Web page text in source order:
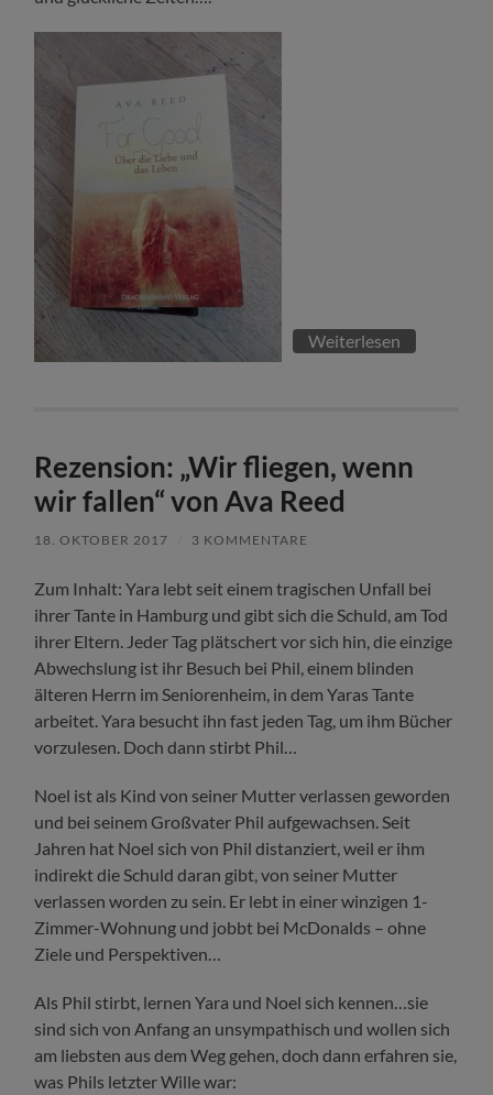
Weiterlesen
Rezension: „Wir fliegen, wenn
wir fallen“ von Ava Reed
18. OKTOBER 2017 3 KOMMENTARE
Zum Inhalt: Yara lebt seit einem tragischen Unfall bei
ihrer Tante in Hamburg und gibt sich die Schuld, am Tod
ihrer Eltern. Jeder Tag plätschert vor sich hin, die einzige
Abwechslung ist ihr Besuch bei Phil, einem blinden
älteren Herrn im Seniorenheim, in dem Yaras Tante
arbeitet. Yara besucht ihn fast jeden Tag, um ihm Bücher
vorzulesen. Doch dann stirbt Phil…
Noel ist als Kind von seiner Mutter verlassen geworden
und bei seinem Großvater Phil aufgewachsen. Seit
Jahren hat Noel sich von Phil distanziert, weil er ihm
indirekt die Schuld daran gibt, von seiner Mutter
verlassen worden zu sein. Er lebt in einer winzigen 1-
Zimmer-Wohnung und jobbt bei McDonalds – ohne
Ziele und Perspektiven…
Als Phil stirbt, lernen Yara und Noel sich kennen…sie
sind sich von Anfang an unsympathisch und wollen sich
am liebsten aus dem Weg gehen, doch dann erfahren sie,
was Phils letzter Wille war: